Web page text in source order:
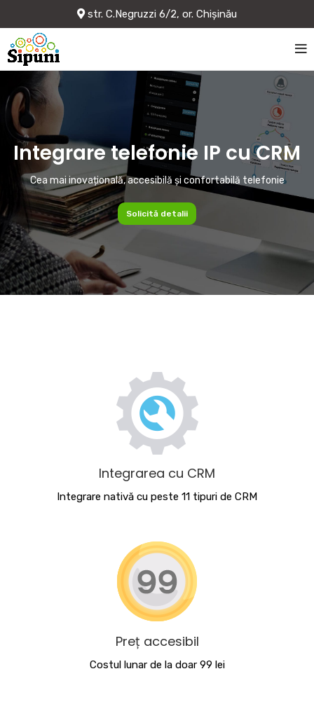
str. C.Negruzzi 6/2, or. Chișinău
Integrare telefonie IP cu CRM
Cea mai inovațională, accesibilă și confortabilă telefonie
Solicită detalii
Integrarea cu CRM
Integrare nativă cu peste 11 tipuri de CRM
Preț accesibil
Costul lunar de la doar 99 lei